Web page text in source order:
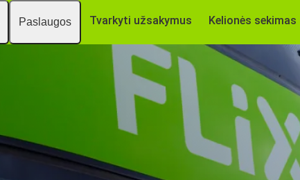
Paslaugos Tvarkyti užsakymus Kelionės sekimas